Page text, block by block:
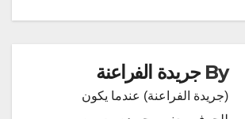
By جريدة الفراعنة
(جريدة الفراعنة) عندما يكون